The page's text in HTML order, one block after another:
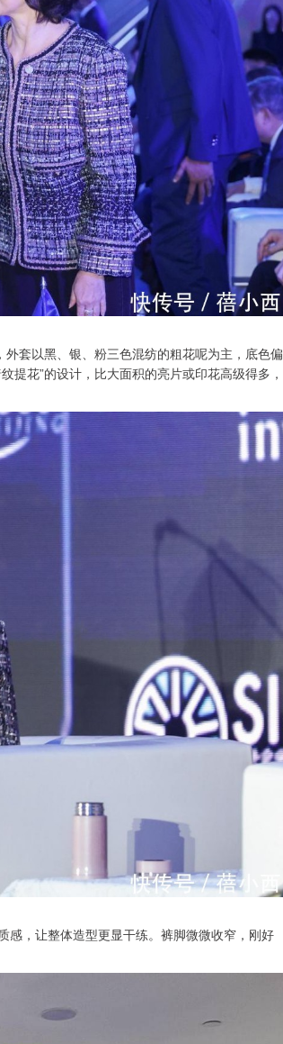
套以黑、银、粉三色混纺的粗花呢为主，底色偏
提花”的设计，比大面积的亮片或印花高级得多，
感，让整体造型更显干练。裤脚微微收窄，刚好